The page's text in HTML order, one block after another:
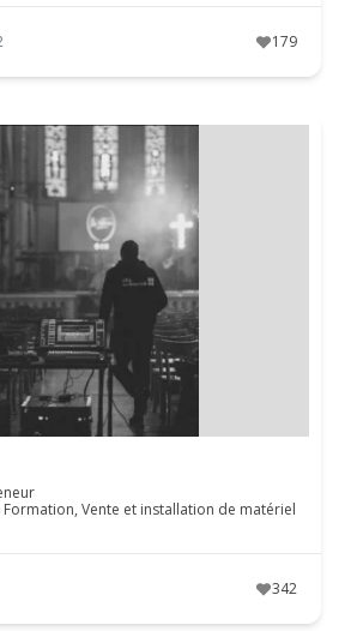
179
Formation, Vente et installation de matériel
342